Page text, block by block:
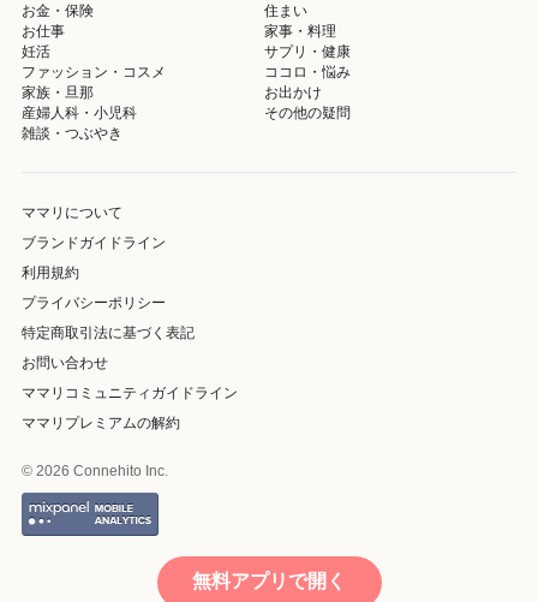
お金・保険
住まい
お仕事
家事・料理
妊活
サプリ・健康
ファッション・コスメ
ココロ・悩み
家族・旦那
お出かけ
産婦人科・小児科
その他の疑問
雑談・つぶやき
ママリについて
ブランドガイドライン
利用規約
プライバシーポリシー
特定商取引法に基づく表記
お問い合わせ
ママリコミュニティガイドライン
ママリプレミアムの解約
© 2026 Connehito Inc.
無料アプリで開く